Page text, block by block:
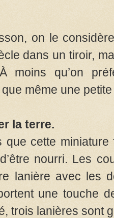
on le
dans un tiroir,
moins qu’on
même une
la terre.
que cette
nourri. Les
lanière avec les
une touche
trois lanières sont